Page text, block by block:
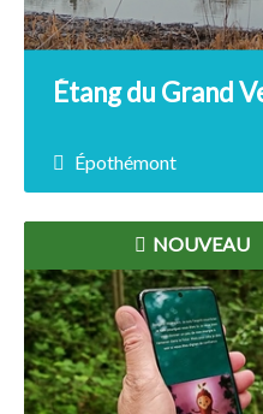
DÉCOUVRIR
Étang du Grand
Épothémont
Prix non renseigné
Cet espace naturel, caché
coeur du petit village
d'Épothémont, regorge
richesses écologiques.
sentier pédagogique
NOUVEAU